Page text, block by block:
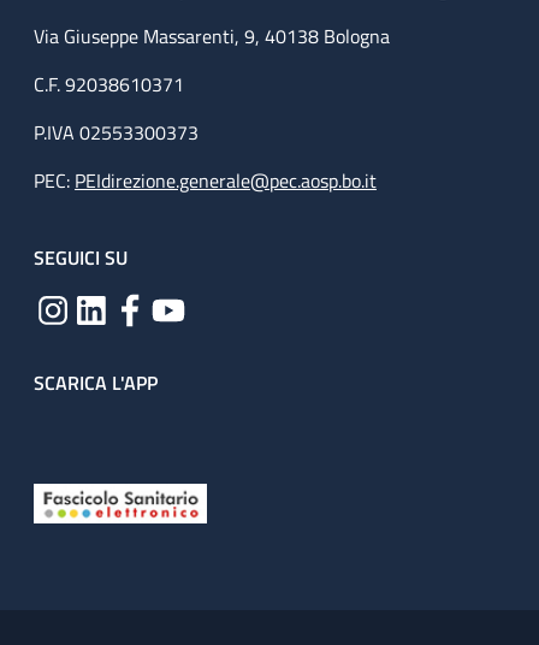
Via Giuseppe Massarenti, 9, 40138 Bologna
C.F. 92038610371
P.IVA 02553300373
PEC: PEIdirezione.generale@pec.aosp.bo.it
SEGUICI SU
SCARICA L'APP